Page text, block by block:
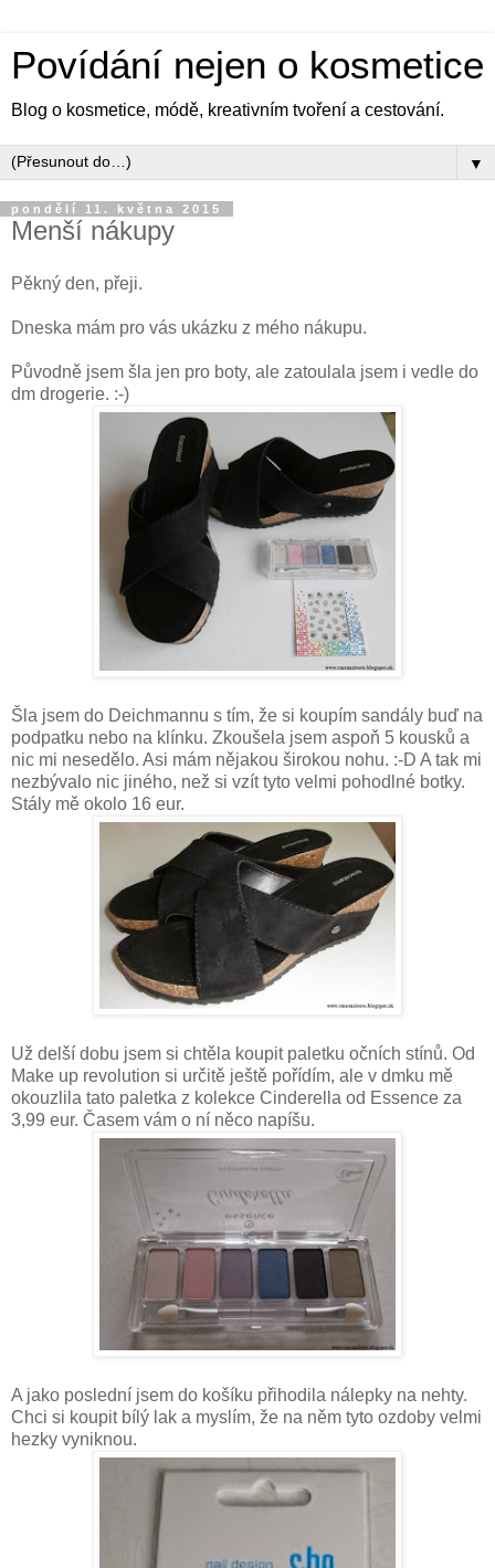
Povídání nejen o kosmetice
Blog o kosmetice, módě, kreativním tvoření a cestování.
▼
pondělí 11. května 2015
Menší nákupy
Pěkný den, přeji.
Dneska mám pro vás ukázku z mého nákupu.
Původně jsem šla jen pro boty, ale zatoulala jsem i vedle do
dm drogerie. :-)
Šla jsem do Deichmannu s tím, že si koupím sandály buď na
podpatku nebo na klínku. Zkoušela jsem aspoň 5 kousků a
nic mi nesedělo. Asi mám nějakou širokou nohu. :-D A tak mi
nezbývalo nic jiného, než si vzít tyto velmi pohodlné botky.
Stály mě okolo 16 eur.
Už delší dobu jsem si chtěla koupit paletku očních stínů. Od
Make up revolution si určitě ještě pořídím, ale v dmku mě
okouzlila tato paletka z kolekce Cinderella od Essence za
3,99 eur. Časem vám o ní něco napíšu.
A jako poslední jsem do košíku přihodila nálepky na nehty.
Chci si koupit bílý lak a myslím, že na něm tyto ozdoby velmi
hezky vyniknou.